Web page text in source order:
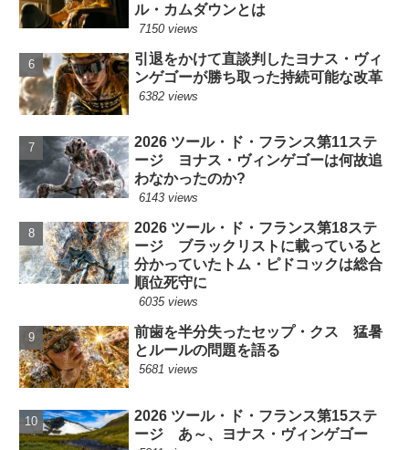
ル・カムダウンとは
7150 views
引退をかけて直談判したヨナス・ヴィ
ンゲゴーが勝ち取った持続可能な改革
6382 views
2026 ツール・ド・フランス第11ステ
ージ ヨナス・ヴィンゲゴーは何故追
わなかったのか?
6143 views
2026 ツール・ド・フランス第18ステ
ージ ブラックリストに載っていると
分かっていたトム・ピドコックは総合
順位死守に
6035 views
前歯を半分失ったセップ・クス 猛暑
とルールの問題を語る
5681 views
2026 ツール・ド・フランス第15ステ
ージ あ～、ヨナス・ヴィンゲゴー